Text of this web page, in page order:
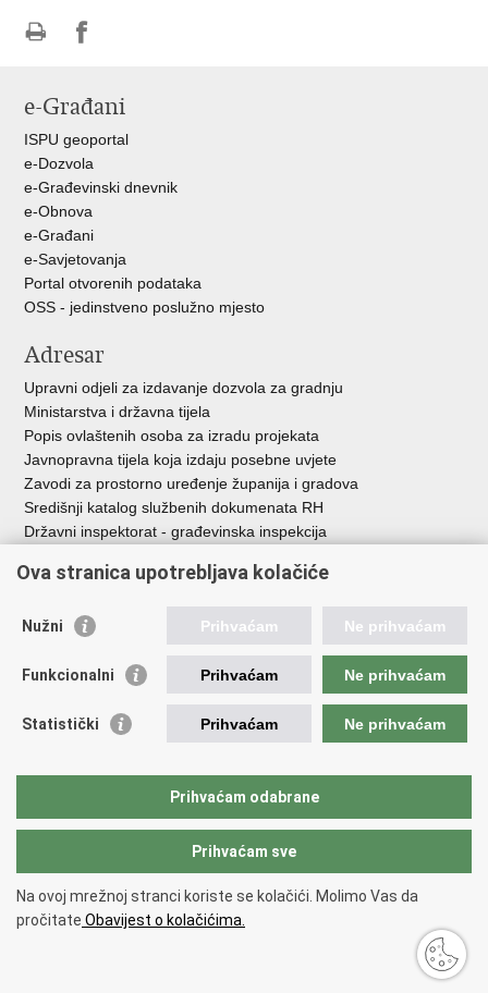
FacebookuTwitteru
e-Građani
ISPU geoportal
e-Dozvola
e-Građevinski dnevnik
e-Obnova
e-Građani
e-Savjetovanja
Portal otvorenih podataka
OSS - jedinstveno poslužno mjesto
Adresar
Upravni odjeli za izdavanje dozvola za gradnju
Ministarstva i državna tijela
Popis ovlaštenih osoba za izradu projekata
Javnopravna tijela koja izdaju posebne uvjete
Zavodi za prostorno uređenje županija i gradova
Središnji katalog službenih dokumenata RH
Državni inspektorat - građevinska inspekcija
Vlada Republike Hrvatske
Zavod za prostorni razvoj
Agencija za pravni promet i posredovanje nekretninama
Fond za zaštitu okoliša i energetsku učinkovitost
Državne nekretnine d.o.o.
Copyright © 2026 Ministarstvo prostornoga uređenja, graditeljstva i
državne imovine.
Uvjeti korištenja.Izjava o pristupačnosti
Ova stranica upotrebljava kolačiće
Nužni Prihvaćam Ne prihvaćam
Funkcionalni Prihvaćam Ne prihvaćam
Statistički Prihvaćam Ne prihvaćam
Prihvaćam odabrane
Prihvaćam sve
Na ovoj mrežnoj stranci koriste se kolačići. Molimo Vas da
pročitate Obavijest o kolačićima.